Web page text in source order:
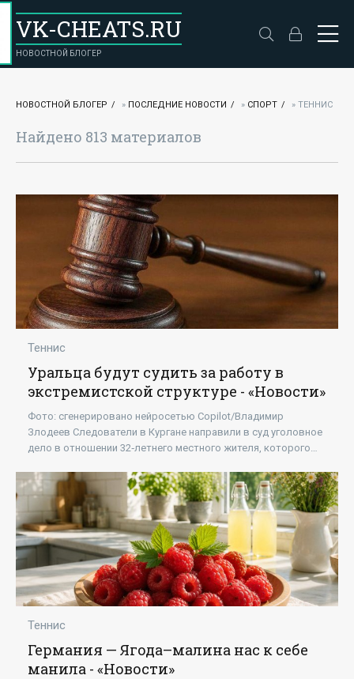
VK-CHEATS.RU
НОВОСТНОЙ БЛОГЕР
НОВОСТНОЙ БЛОГЕР » ПОСЛЕДНИЕ НОВОСТИ » СПОРТ » ТЕННИС
Найдено 813 материалов
Теннис
Уральца будут судить за работу в
экстремистской структуре - «Новости»
Фото: сгенерировано нейросетью Copilot/Владимир
Злодеев Следователи в Кургане направили в суд уголовное
дело в отношении 32‑летнего местного жителя, которого
Теннис
Германия — Ягода–малина нас к себе
манила - «Новости»